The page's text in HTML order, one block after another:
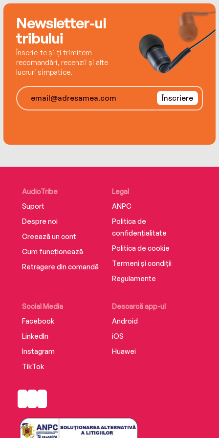
Newsletter-ul
tribului
Înscrie-te și-ți trimitem
recomandări, recenzii și alte
lucruri simpatice.
Înscriere
AudioTribe
Suport
Despre noi
Creează un cont
Cum funcționează
Retragere din comandă
Social Media
Facebook
LinkedIn
Instagram
TikTok
Descarcă app-ul
Android
iOS
Huawei
Legal
ANPC
Politica de
confidențialitate
Politica de cookie
Termeni și condiții
Regulamente